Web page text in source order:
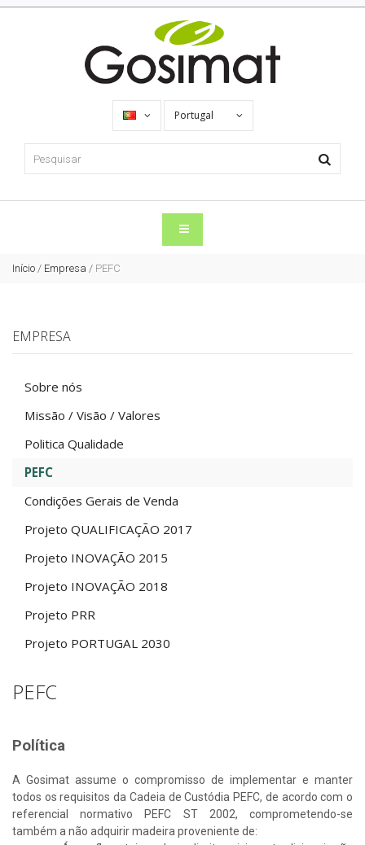
Portugal
Início / Empresa / PEFC
EMPRESA
Sobre nós
Missão / Visão / Valores
Politica Qualidade
PEFC
Condições Gerais de Venda
Projeto QUALIFICAÇÃO 2017
Projeto INOVAÇÃO 2015
Projeto INOVAÇÃO 2018
Projeto PRR
Projeto PORTUGAL 2030
PEFC
Política
A Gosimat assume o compromisso de implementar e manter
todos os requisitos da Cadeia de Custódia PEFC, de acordo com o
referencial normativo PEFC ST 2002, comprometendo-se
também a não adquirir madeira proveniente de: